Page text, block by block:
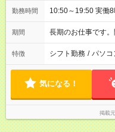
勤務時間 10:50～
期間 長期のお仕事です
特徴 シフト勤務 / パソコ
気になる！
掲載